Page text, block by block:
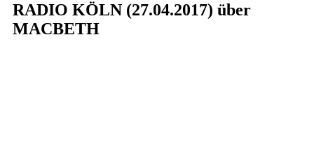
RADIO KÖLN (27.04.2017) über
MACBETH